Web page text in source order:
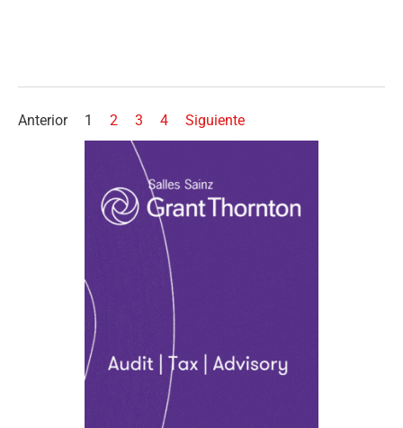
Anterior 1 2 3 4 Siguiente